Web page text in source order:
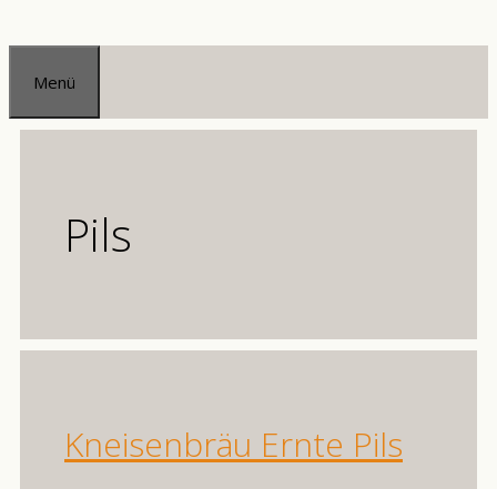
Zum
Inhalt
springen
Menü
Pils
Kneisenbräu Ernte Pils